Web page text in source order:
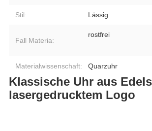
Stil: Lässig
Fall Materia:
rostfrei
Materialwissenschaft: Quarzuhr
Klassische Uhr aus
lasergedrucktem Logo